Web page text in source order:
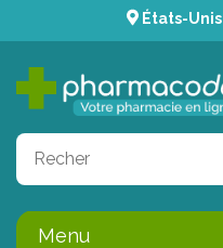
États-Unis
Menu